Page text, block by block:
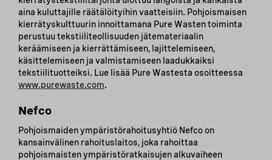
aina kuluttajille räätälöityihin vaatteisiin. Pohjoismaisen
kierrätyskulttuurin innoittamana Pure Wasten toiminta
perustuu tekstiiliteollisuuden jätemateriaalin
keräämiseen ja kierrättämiseen, lajittelemiseen,
käsittelemiseen ja valmistamiseen laadukkaiksi
tekstiilituotteiksi. Lue lisää Pure Wastesta osoitteessa
www.purewaste.com.
Nefco
Pohjoismaiden ympäristörahoitusyhtiö Nefco on
kansainvälinen rahoituslaitos, joka rahoittaa
pohjoismaisten ympäristöratkaisujen alkuvaiheen